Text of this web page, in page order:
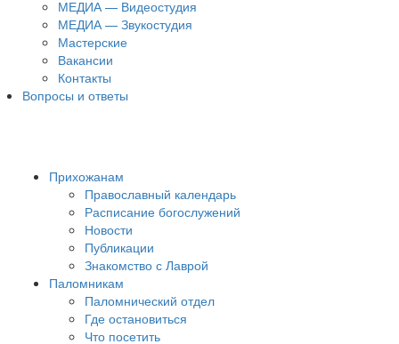
МЕДИА — Видеостудия
МЕДИА — Звукостудия
Мастерские
Вакансии
Контакты
Вопросы и ответы
Прихожанам
Православный календарь
Расписание богослужений
Новости
Публикации
Знакомство с Лаврой
Паломникам
Паломнический отдел
Где остановиться
Что посетить